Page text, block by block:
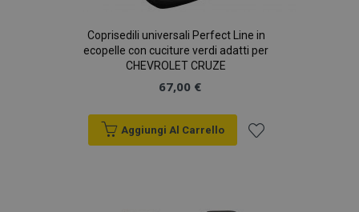
Coprisedili universali Perfect Line in
ecopelle con cuciture verdi adatti per
CHEVROLET CRUZE
67,00 €
Aggiungi Al Carrello